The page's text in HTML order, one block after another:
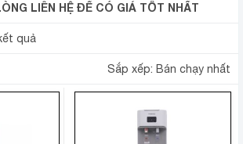
LIÊN HỆ ĐỂ CÓ GIÁ TỐT NHẤT
quả
Sắp xếp: Bán chạy nhất